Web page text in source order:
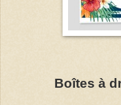
Boîtes à